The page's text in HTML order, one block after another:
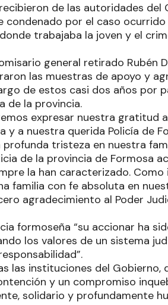
de las autoridades del
condenado por el caso ocurrido
trabajaba la joven y el
general retirado Rubén
las muestras de apoyo y
de estos casi dos años por
de la provincia.
expresar nuestra gratitud
y a nuestra querida Policía de
tristeza en nuestra
de la provincia de Formosa
la han caracterizado.
familia con fe absoluta en
agradecimiento al Poder
formoseña “su accionar ha
los valores de un sistema
las instituciones del Gobierno,
y un compromiso
solidario y profundamente